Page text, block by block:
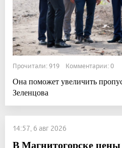
Прочитали: 919 Комментарии: 0
Она поможет увеличить
Зеленцова
14:57, 6 авг 2026
В Магнитогорске